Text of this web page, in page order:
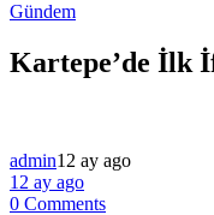
Gündem
Kartepe’de İlk
admin12 ay ago
12 ay ago
0 Comments